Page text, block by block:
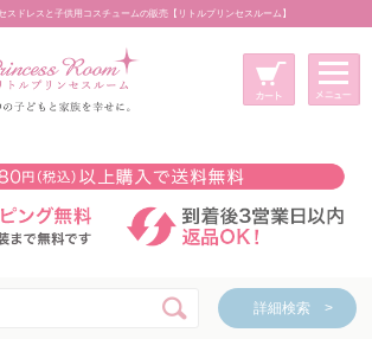
スドレスと子供用コスチュームの販売【リトルプリンセスルーム】
詳細検索 >
新規会員登録
マイページ
カート
詳細検索 >